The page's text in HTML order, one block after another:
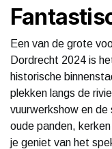
Een van de grote
Dordrecht 2024 is
historische
plekken langs de
vuurwerkshow en
oude panden,
je geniet van het